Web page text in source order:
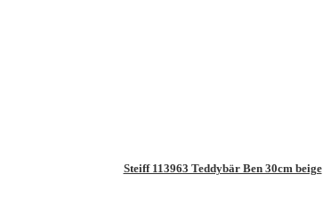
Steiff 113963 Teddybär Ben 30cm beige